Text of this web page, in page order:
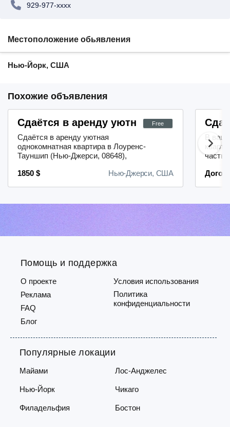
929-977-xxxx
Местоположение обьявления
Нью-Йорк, США
Похожие объявления
Free
1850 $ Нью-Джерси, США
Сдаётся в аренду уютная
Сдаётся в аренду уютная
однокомнатная квартира в Лоуренс-
Тауншип (Нью-Джерси, 08648),
Стоимость аренды — 1850 долларов
оплачиваются отдельно.В квартире
В
Популярные локации
Майами Лос-Анджелес
Нью-Йорк Чикаго
Филадельфия Бостон
Помощь и поддержка
О проекте
Реклама
FAQ
Блог
Условия использования
Политика
конфиденциальности